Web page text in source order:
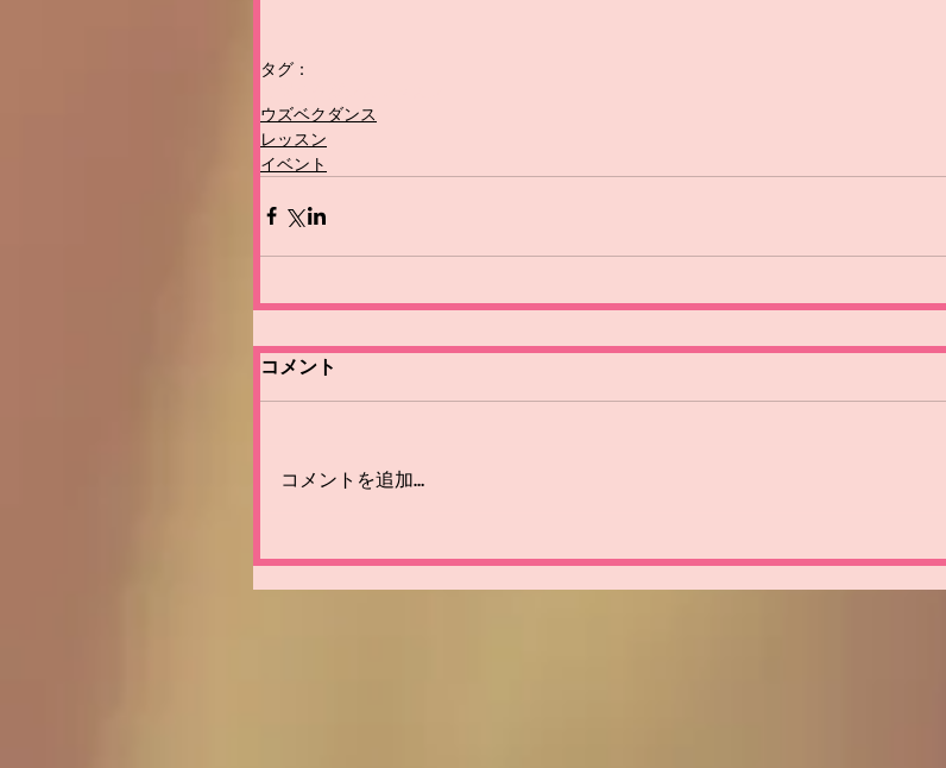
タグ：
ウズベクダンス
レッスン
イベント
コメント
コメントを追加…